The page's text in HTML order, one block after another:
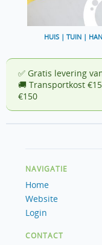
HUIS | TUIN |
✅ Gratis levering
🚚 Transportkost
€150
NAVIGATIE
Home
Website
Login
CONTACT